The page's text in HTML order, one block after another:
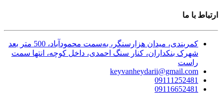
ارتباط با ما
کمربندی، میدان هزارسنگر، به‌سمت محمودآباد، 500 متر بعد
شهرک بنکداران، کنار سنگ احمدی، داخل کوچه، انتها سمت
راست
keyvanheydarii@gmail.com
09111252481
09116652481